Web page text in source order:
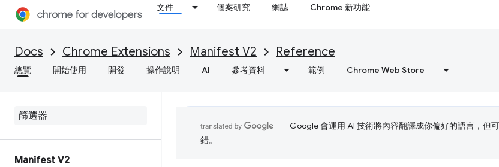
文件 個案研究 網誌 Chrome 新功能
Docs Chrome Extensions Manifest V2 Reference
總覽 開始使用 開發 操作說明 AI 參考資料 範例 Chrome Web Store
Manifest V2
Google 會運用 AI 技術將內容翻譯成你偏好的語言，但
錯。